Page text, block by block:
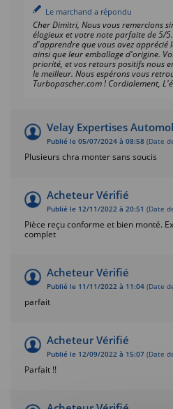
Le marchand a répondu
Cher Dimitri, Nous vous remercions
élogieux et votre note parfaite de 5/
d'apprendre que vous avez
ainsi que leur emballage d'origine.
priorité, et vos retours positifs nous
le meilleur. Nous espérons vous
Turbopascher.com ! Cordialement,
Velay Expertises
Publié le 05/07/2024 à 08:58 (Date
Plusieurs chra monter sans soucis
Acheteur Vérifié
Publié le 12/11/2022 à 20:51 (Date
Pièce reçu conforme et bien monté.
complet
Acheteur Vérifié
Publié le 11/11/2022 à 11:04 (Date
parfait
Acheteur Vérifié
Publié le 12/09/2022 à 15:07 (Date
Parfait !!